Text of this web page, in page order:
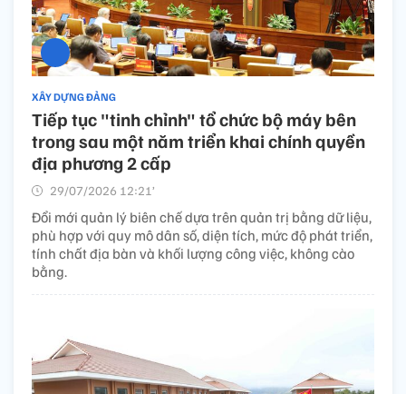
XÂY DỰNG ĐẢNG
Tiếp tục "tinh chỉnh" tổ chức bộ máy bên
trong sau một năm triển khai chính quyền
địa phương 2 cấp
29/07/2026 12:21’
Đổi mới quản lý biên chế dựa trên quản trị bằng dữ liệu,
phù hợp với quy mô dân số, diện tích, mức độ phát triển,
tính chất địa bàn và khối lượng công việc, không cào
bằng.